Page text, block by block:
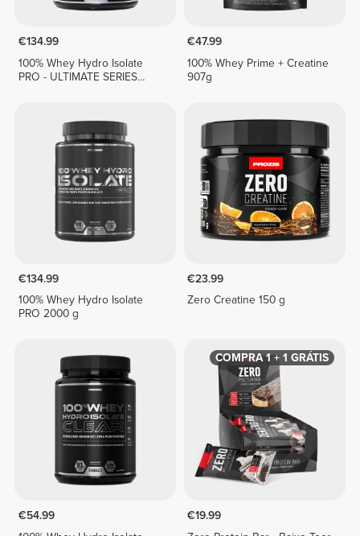
€134.99
100% Whey Hydro Isolate
PRO - ULTIMATE SERIES
€47.99
100% Whey Prime + Creatine
907g
€134.99
100% Whey Hydro Isolate
PRO 2000 g
€23.99
Zero Creatine 150 g
€54.99
COMPRA 1 + 1 GRÁTIS
€19.99